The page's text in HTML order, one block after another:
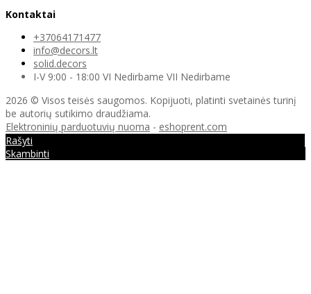
Kontaktai
+37064171477
info@decors.lt
solid.decors
I-V 9:00 - 18:00 VI Nedirbame VII Nedirbame
2026 © Visos teisės saugomos. Kopijuoti, platinti svetainės turinį
be autorių sutikimo draudžiama.
Elektroninių parduotuvių nuoma - eshoprent.com
Rašyti
Skambinti